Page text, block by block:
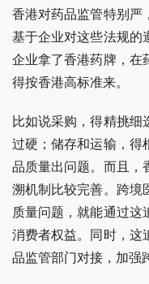
香港对药品监管特别严
基于企业对这些法规的
企业拿了香港药牌，在
得按香港高标准来。
比如说采购，得精挑细
过硬；储存和运输，得
品质量出问题。而且，
溯机制比较完善。跨境
质量问题，就能通过这
消费者权益。同时，这
品监管部门对接，加强